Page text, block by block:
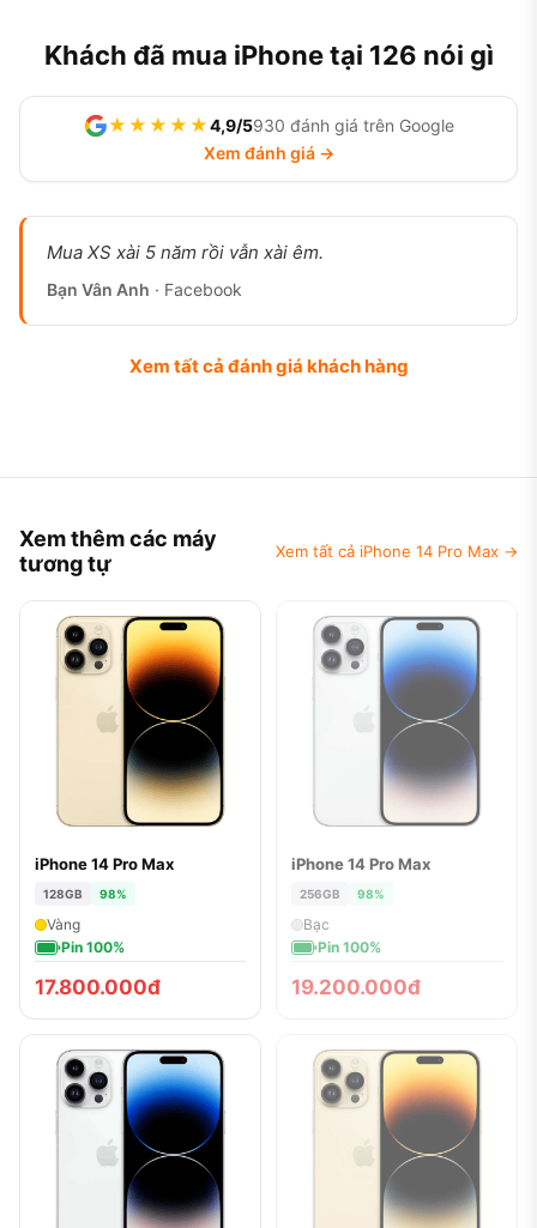
Khách đã mua iPhone tại 126 nói gì
★★★★★4,9/5930 đánh giá trên Google
Xem đánh giá →
Mua XS xài 5 năm rồi vẫn xài êm.
Bạn Vân Anh · Facebook
Xem tất cả đánh giá khách hàng
Xem thêm các máy
tương tự
Xem tất cả iPhone 14 Pro Max →
iPhone 14 Pro Max
128GB 98%
Vàng
Pin 100%
17.800.000đ
ĐÃ BÁN
iPhone 14 Pro Max
256GB 98%
Bạc
Pin 100%
19.200.000đ